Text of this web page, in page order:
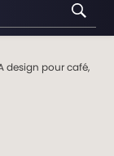
design pour café,